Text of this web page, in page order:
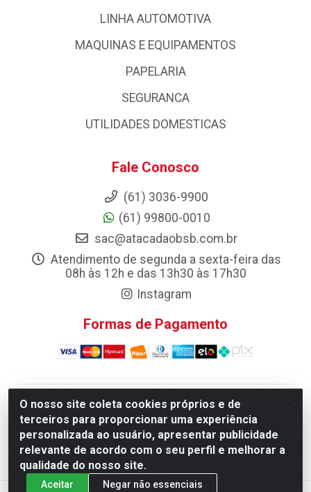
O nosso site coleta cookies próprios e de
terceiros para proporcionar uma experiência
personalizada ao usuário, apresentar publicidade
relevante de acordo com o seu perfil e melhorar a
qualidade do nosso site.
Aceitar Negar não essenciais
LINHA AUTOMOTIVA
MAQUINAS E EQUIPAMENTOS
PAPELARIA
SEGURANCA
UTILIDADES DOMESTICAS
Fale Conosco
(61) 3036-9900
(61) 99800-0010
sac@atacadaobsb.com.br
Atendimento de segunda a sexta-feira das
08h às 12h e das 13h30 às 17h30
Instagram
Formas de Pagamento
Atacadao da Limpeza F. Pereira Queiroz Comercio e
Distribuicao LTDA - Quadra Qi 10 Lotes 39 e, 41 - Setor
Industrial (Taguatinga), Brasília/DF - CEP 72.135-100 -
CNPJ 13.184.675/0001-80